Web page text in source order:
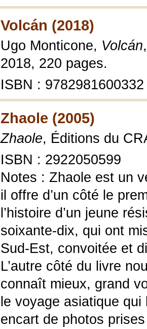
Volcán (2018)
Ugo Monticone, Volcán
2018, 220 pages.
ISBN : 9782981600332
Zhaole (2005)
Zhaole, Éditions du
ISBN : 2922050599
Notes : Zhaole est un
il offre d’un côté le
l’histoire d’un jeune
soixante-dix, qui ont
Sud-Est, convoitée et
L’autre côté du livre
connaît mieux, grand
le voyage asiatique
encart de photos